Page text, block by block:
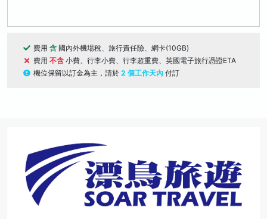
費用 含 國內外機場稅、旅行責任險、網卡(10GB)
費用 不含 小費、行李小費、行李超重費、英國電子旅行憑證ETA
機位保留以訂金為主，請於 2 個工作天內 付訂